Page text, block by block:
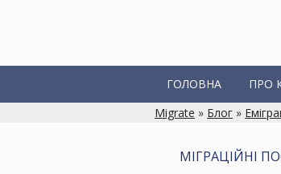
ГОЛОВНА ПРО
Migrate » Блог »
МІГРАЦІЙНІ